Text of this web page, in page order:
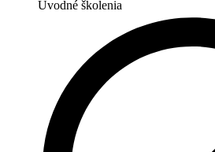
Úvodné školenia